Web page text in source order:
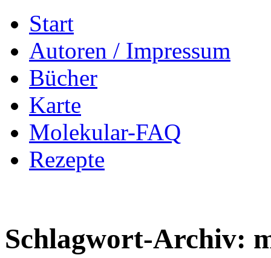
Inhalt
springenStart
Autoren / Impressum
Bücher
Karte
Molekular-FAQ
Rezepte
Schlagwort-Archiv: